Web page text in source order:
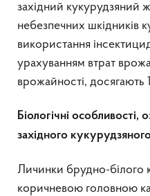
західний кукурудзяний
небезпечних шкідників
використання
урахуванням втрат
врожайності, досягають
Біологічні
західного
Личинки брудно-білого
коричневою головною